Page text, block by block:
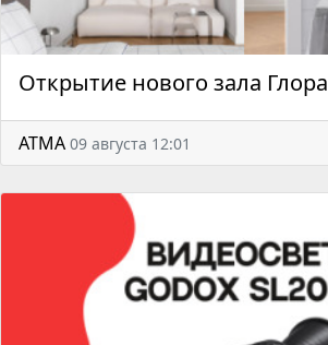
Открытие нового зала Глора
АТМА 09 августа 12:01